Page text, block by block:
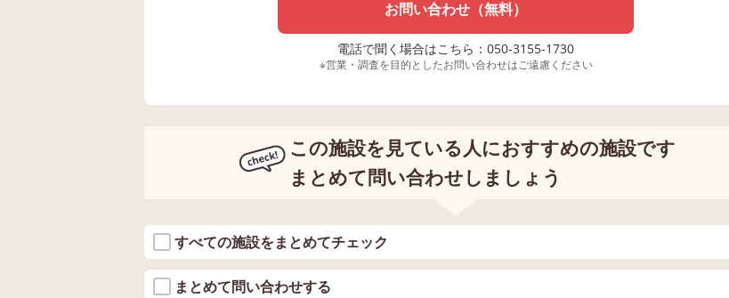
お問い合わせ（無料）
電話で聞く場合はこちら：050-3155-1730
※営業・調査を目的としたお問い合わせはご遠慮ください
この施設を見ている人におすすめの施設です
まとめて問い合わせしましょう
すべての施設をまとめてチェック
まとめて問い合わせする